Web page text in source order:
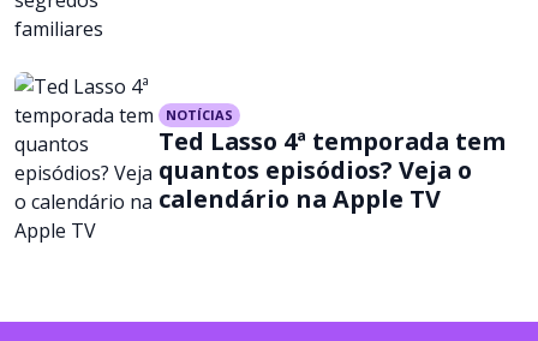
NOTÍCIAS
Ted Lasso 4ª temporada tem
quantos episódios? Veja o
calendário na Apple TV